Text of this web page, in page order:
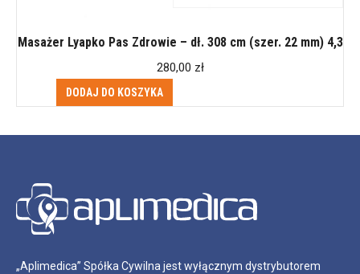
Masażer Lyapko Pas Zdrowie – dł. 308 cm (szer. 22 mm) 4,3
280,00 zł
DODAJ DO KOSZYKA
„Aplimedica” Spółka Cywilna jest wyłącznym dystrybutorem